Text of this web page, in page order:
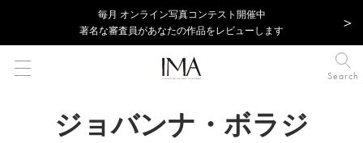
毎⽉ オンライン写真コンテスト開催中
著名な審査員があなたの作品をレビューします
Search
ジョバンナ・ボラジ